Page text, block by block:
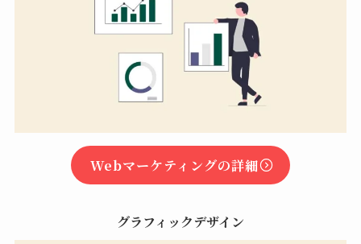
Webマーケティングの詳細
グラフィックデザイン